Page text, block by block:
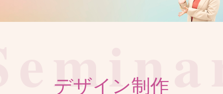
デザイン制作